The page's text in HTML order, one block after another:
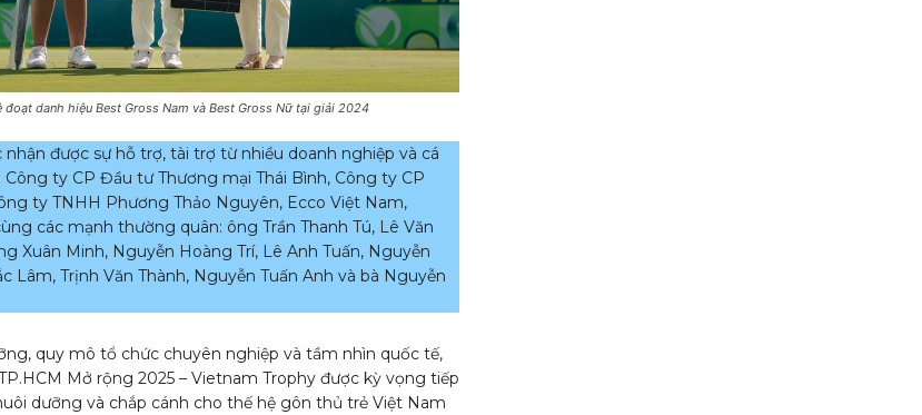
đoạt danh hiệu Best Gross Nam và Best Gross Nữ tại giải 2024
nhận được sự hỗ trợ, tài trợ từ nhiều doanh nghiệp và cá
ty CP Đầu tư Thương mại Thái Bình, Công ty CP
ty TNHH Phương Thảo Nguyên, Ecco Việt Nam,
các mạnh thường quân: ông Trần Thanh Tú, Lê Văn
Xuân Minh, Nguyễn Hoàng Trí, Lê Anh Tuấn, Nguyễn
Lâm, Trịnh Văn Thành, Nguyễn Tuấn Anh và bà Nguyễn
quy mô tổ chức chuyên nghiệp và tầm nhìn quốc tế,
Mở rộng 2025 – Vietnam Trophy được kỳ vọng tiếp
dưỡng và chắp cánh cho thế hệ gôn thủ trẻ Việt Nam